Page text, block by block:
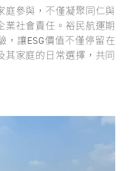
庭參與，不僅凝聚同仁與
業社會責任。裕民航運期
，讓ESG價值不僅停留在
其家庭的日常選擇，共同